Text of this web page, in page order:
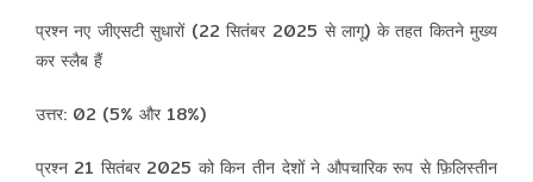
प्रश्न नए जीएसटी सुधारों (22 सितंबर 2025 से लागू) के तहत कितने मुख्य
कर स्लैब हैं
उत्तर: 02 (5% और 18%)
प्रश्न 21 सितंबर 2025 को किन तीन देशों ने औपचारिक रूप से फ़िलिस्तीन